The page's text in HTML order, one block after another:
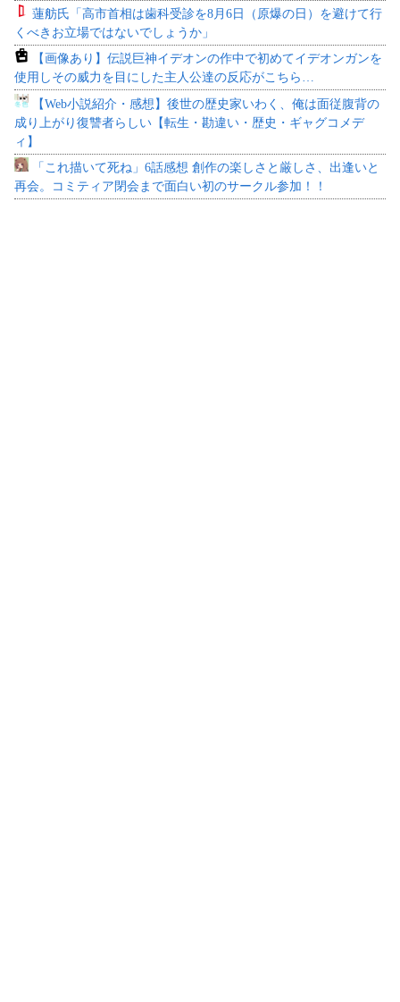
蓮舫氏「高市首相は歯科受診を8月6日（原爆の日）を避けて行
くべきお立場ではないでしょうか」
【画像あり】伝説巨神イデオンの作中で初めてイデオンガンを
使用しその威力を目にした主人公達の反応がこちら…
【Web小説紹介・感想】後世の歴史家いわく、俺は面従腹背の
成り上がり復讐者らしい【転生・勘違い・歴史・ギャグコメデ
ィ】
「これ描いて死ね」6話感想 創作の楽しさと厳しさ、出逢いと
再会。コミティア閉会まで面白い初のサークル参加！！